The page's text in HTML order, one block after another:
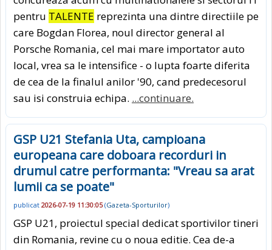
pentru TALENTE reprezinta una dintre directiile pe
care Bogdan Florea, noul director general al
Porsche Romania, cel mai mare importator auto
local, vrea sa le intensifice - o lupta foarte diferita
de cea de la finalul anilor '90, cand predecesorul
sau isi construia echipa. ...continuare.
GSP U21 Stefania Uta, campioana
europeana care doboara recorduri in
drumul catre performanta: "Vreau sa arat
lumii ca se poate"
publicat 2026-07-19 11:30:05(Gazeta-Sporturilor)
GSP U21, proiectul special dedicat sportivilor tineri
din Romania, revine cu o noua editie. Cea de-a